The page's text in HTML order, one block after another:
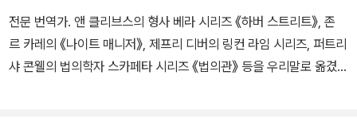
종 후보에 올랐다. 시대를 초월한 두 소녀의 러브스토리를 다룬 『러니
드 바이 하트: 미친 사랑의 편지』는 곧 국내에서 출간 예정이다. 이 책
『룸』은 2008년 오스트리아에서 일어났던 충격적인 밀실 감금 사건
전문 번역가. 앤 클리브스의 형사 베라 시리즈 《하버 스트리트》, 존
르 카레의 《나이트 매니저》, 제프리 디버의 링컨 라임 시리즈, 퍼트리
샤 콘웰의 법의학자 스카페타 시리즈 《법의관》 등을 우리말로 옮겼